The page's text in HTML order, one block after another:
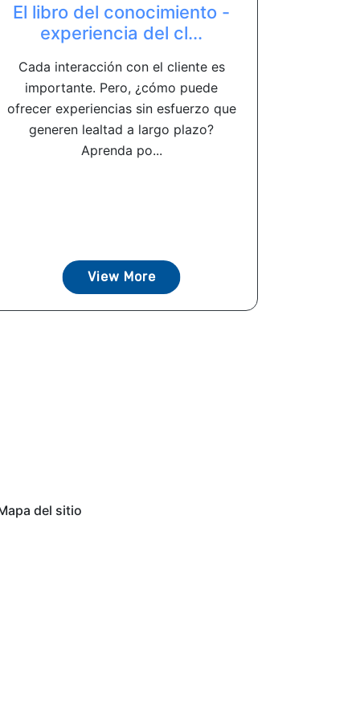
El libro del conocimiento -
experiencia del cl...
Cada interacción con el cliente es
importante. Pero, ¿cómo puede
ofrecer experiencias sin esfuerzo que
generen lealtad a largo plazo?
Aprenda po...
View More
del sitio